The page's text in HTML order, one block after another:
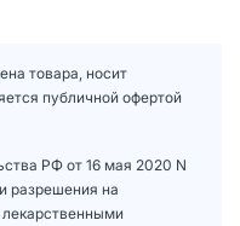
товара, носит
публичной офертой
РФ от 16 мая 2020 N
разрешения на